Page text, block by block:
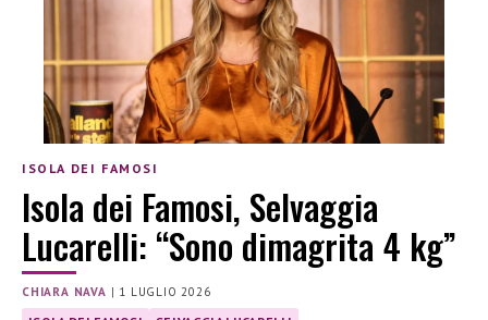
ISOLA DEI FAMOSI
Isola dei Famosi, Selvaggia
Lucarelli: “Sono dimagrita 4 kg”
CHIARA NAVA | 1 LUGLIO 2026